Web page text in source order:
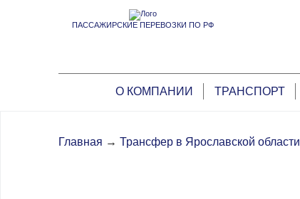
ПАССАЖИРСКИЕ ПЕРЕВОЗКИ ПО РФ
О КОМПАНИИ ТРАНСПОРТ
Главная → Трансфер в Ярославской области